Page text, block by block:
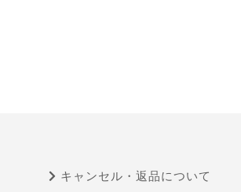
キャンセル・返品について